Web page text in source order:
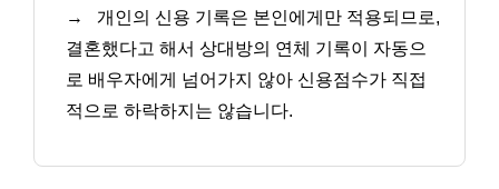
→
개인의 신용 기록은 본인에게만 적용되므로,
결혼했다고 해서 상대방의 연체 기록이 자동으
로 배우자에게 넘어가지 않아 신용점수가 직접
적으로 하락하지는 않습니다.